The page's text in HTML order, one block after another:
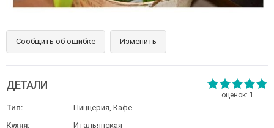
Сообщить об ошибке Изменить
оценок: 1
ДЕТАЛИ
Тип:
Пиццерия, Кафе
Кухня:
Итальянская